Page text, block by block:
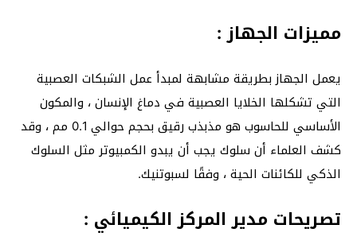
مميزات الجهاز :
يعمل الجهاز بطريقة مشابهة لمبدأ عمل الشبكات العصبية
التي تشكلها الخلايا العصبية في دماغ الإنسان ، والمكون
الأساسي للحاسوب هو مذبذب رقيق بحجم حوالي 0.1 مم ، وقد
كشف العلماء أن سلوك يجب أن يبدو الكمبيوتر مثل السلوك
الذكي للكائنات الحية ، وفقًا لسبوتنيك.
تصريحات مدير المركز الكيميائي :